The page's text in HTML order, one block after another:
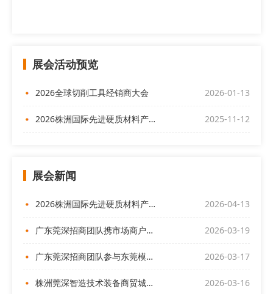
展会活动预览
2026全球切削工具经销商大会 2026-01-13
2026株洲国际先进硬质材料产业博览会 2025-11-12
展会新闻
2026株洲国际先进硬质材料产业博览会欢迎全球客商前来 2026-04-13
广东莞深招商团队携市场商户代表亮相“偌伊之夜”，开展展会招商 2026-03-19
广东莞深招商团队参与东莞模协产销对接交流会 2026-03-17
株洲莞深智造技术装备商贸城与您相约ITES深圳工业展 2026-03-16